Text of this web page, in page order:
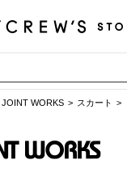
JOINT WORKS スカート